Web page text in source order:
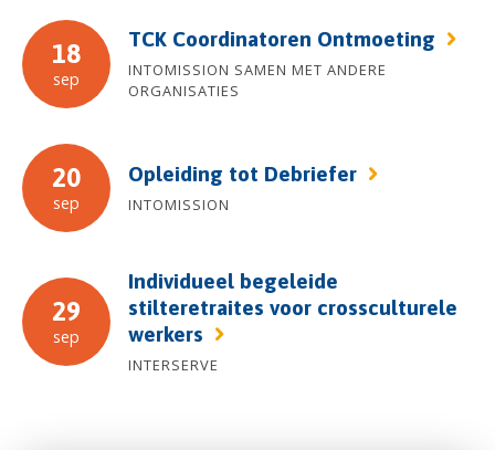
18
sep
TCK Coordinatoren Ontmoeting
INTOMISSION SAMEN MET ANDERE
ORGANISATIES
20
sep
Opleiding tot Debriefer
INTOMISSION
29
sep
Individueel begeleide
stilteretraites voor crossculturele
werkers
INTERSERVE